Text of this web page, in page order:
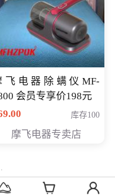
飞电器除螨仪MF-
9800 会员专享价198元
库存100
摩飞电器专卖店